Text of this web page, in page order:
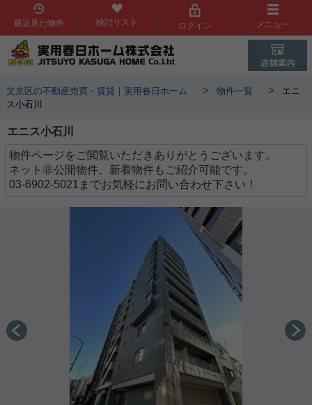
最近見た物件 検討リスト ログイン メニュー
文京区の不動産売買・賃貸｜実用春日ホーム > 物件一覧 >
エニ
ス小石川
エニス小石川
物件ページをご閲覧いただきありがとうございます。
ネット非公開物件、新着物件もご紹介可能です。
03-6902-5021までお気軽にお問い合わせ下さい！